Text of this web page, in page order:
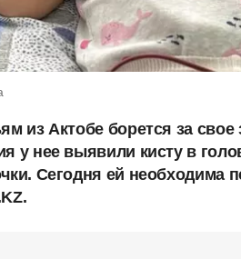
из Актобе борется за свое
у нее выявили кисту в
Cегодня ей необходима